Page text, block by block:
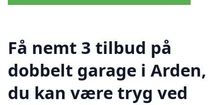
Få nemt 3 tilbud på
dobbelt garage i Arden,
du kan være tryg ved